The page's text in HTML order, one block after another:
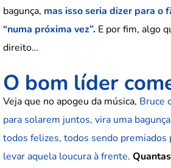
bagunça, mas isso seria dizer para o
“numa próxima vez”. E por fim, algo
direito…
O bom líder
Veja que no apogeu da música, Bruce
para solarem juntos, vira uma
todos felizes, todos sendo
levar aquela loucura à frente.